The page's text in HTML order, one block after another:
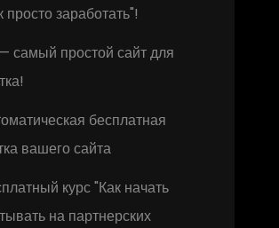
просто заработать"!
самый простой сайт для
бесплатная
вашего сайта
курс "Как начать
на партнерских